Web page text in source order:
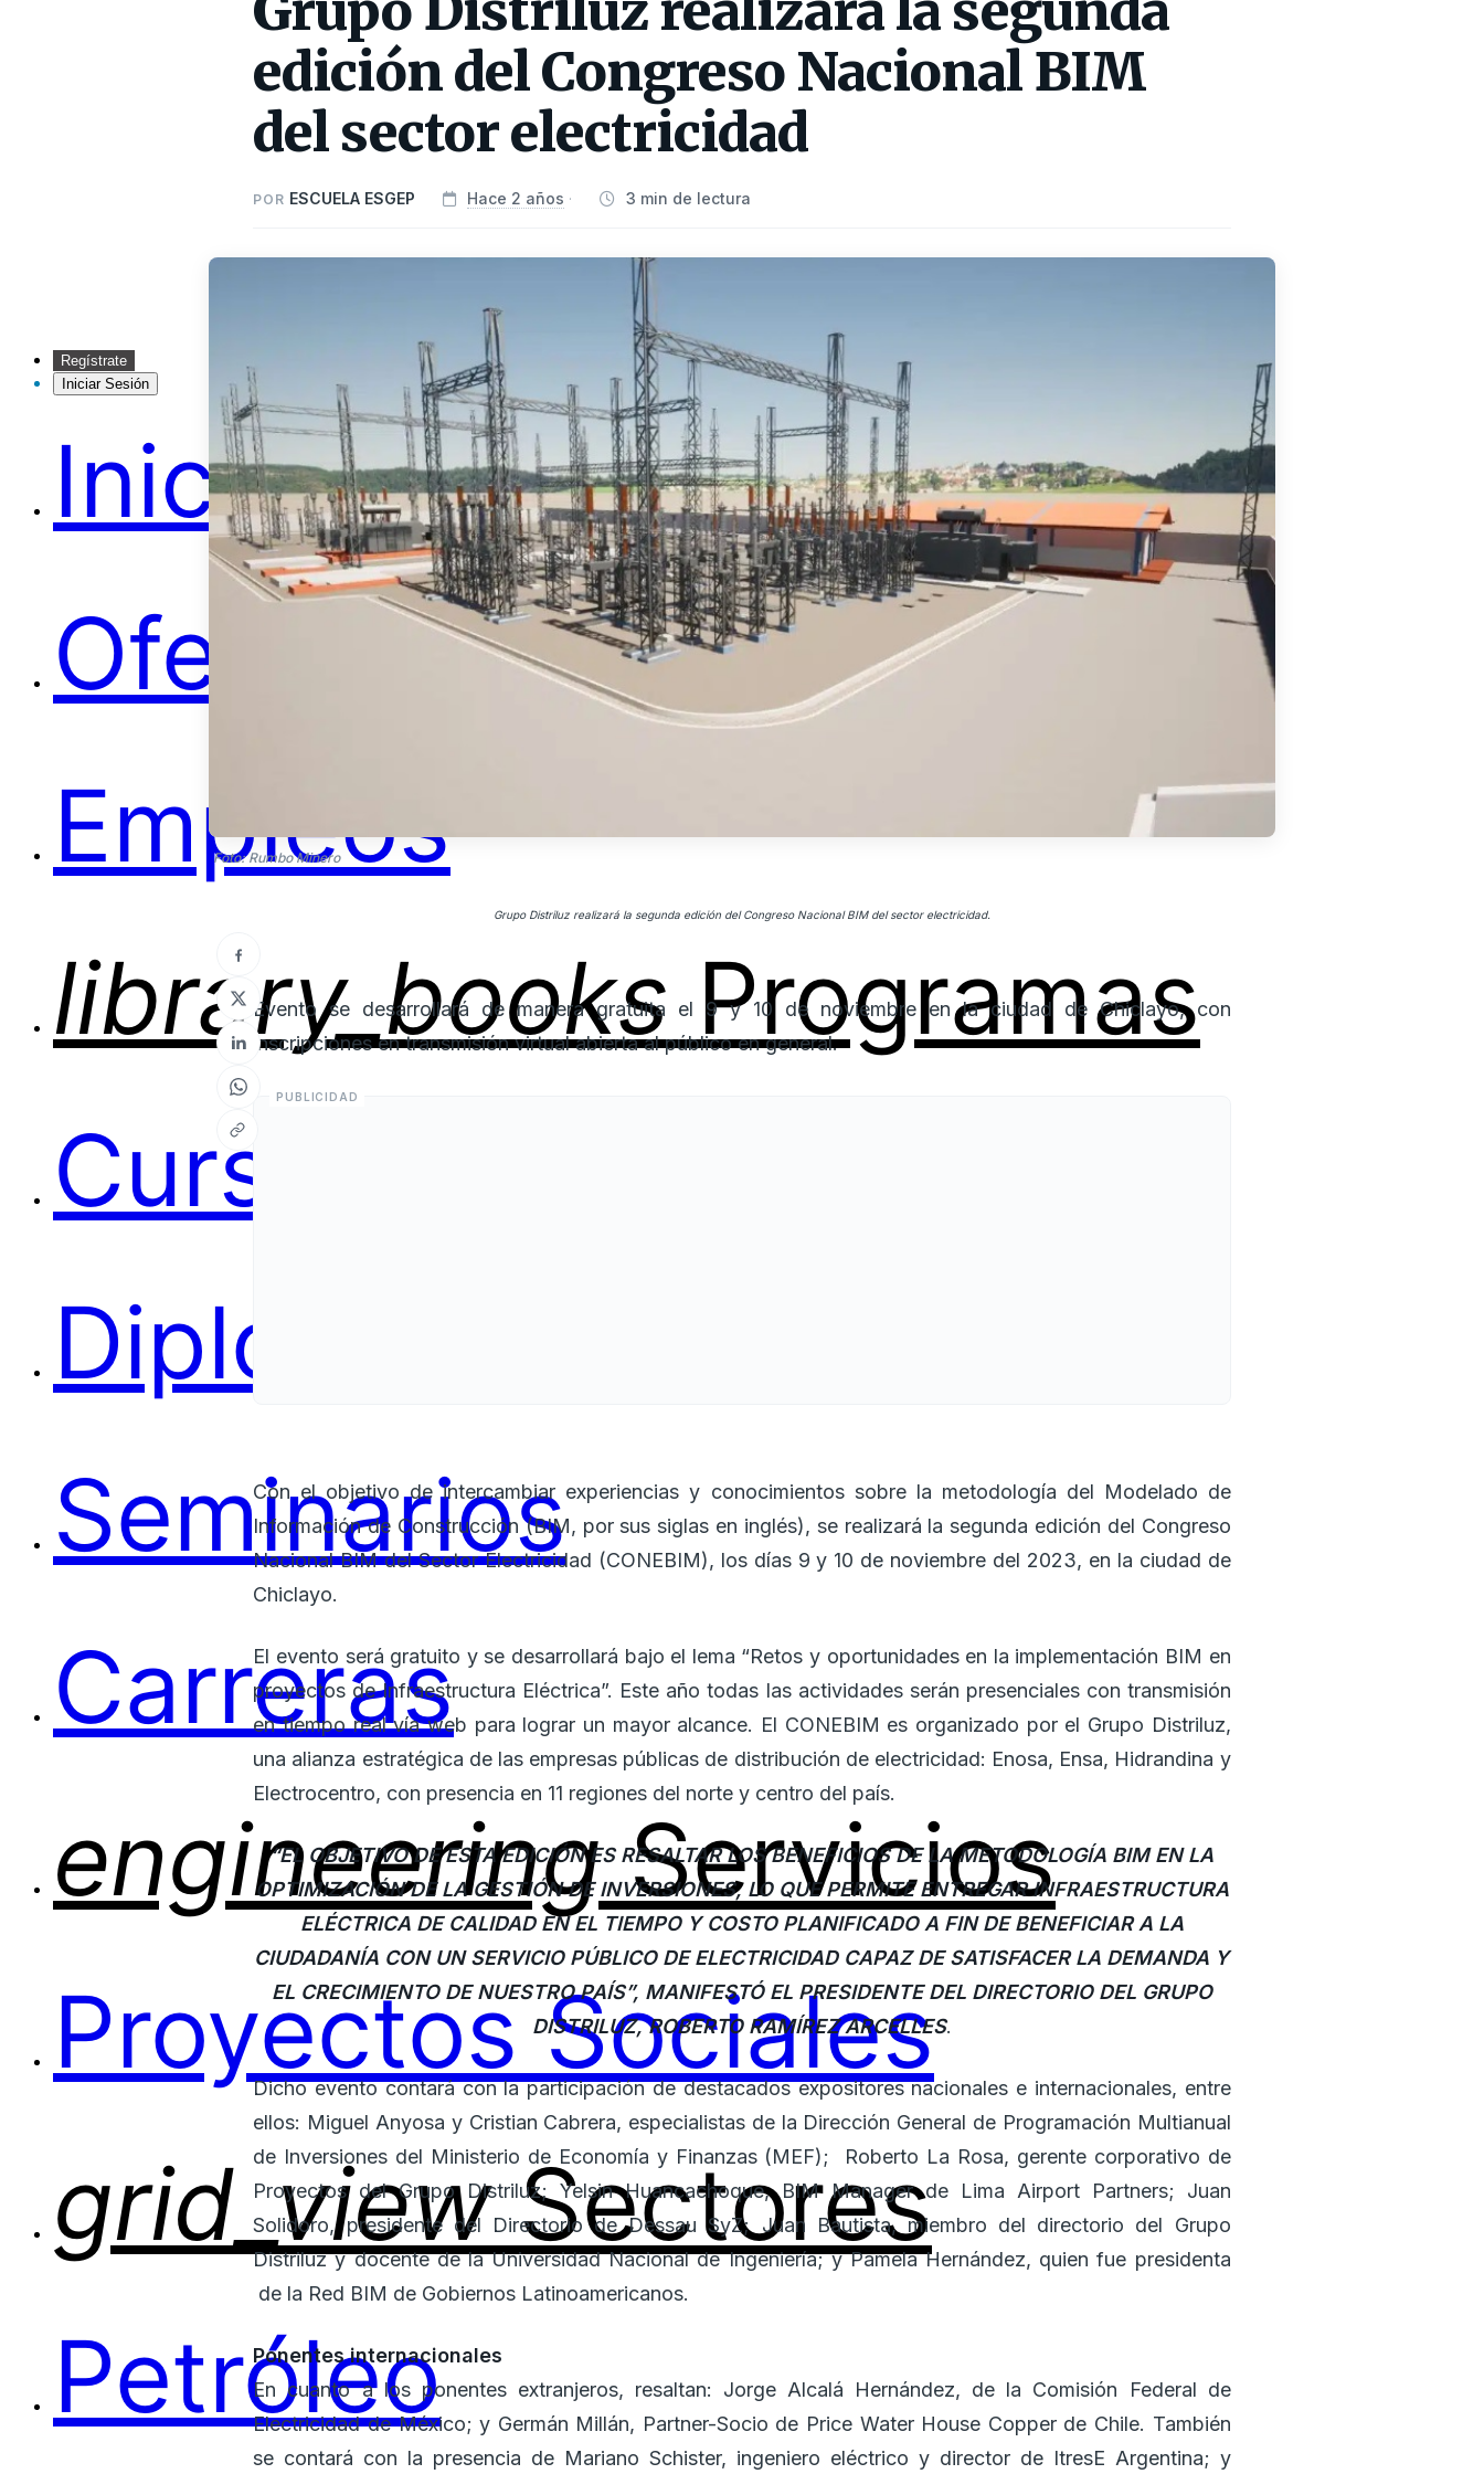
Inicio
Ofertas
Empleos
library_books Programas
Cursos
Diplomas
Seminarios
Carreras
engineering Servicios
Proyectos Sociales
grid_view Sectores
Petróleo
edición del Congreso Nacional BIM
del sector electricidad
POR ESCUELA ESGEP Hace 2 años · 3 min de lectura
Foto: Rumbo Minero
Grupo Distriluz realizará la segunda edición del Congreso Nacional BIM del sector electricidad.
Evento se desarrollará de manera gratuita el 9 y 10 de noviembre en la ciudad de Chiclayo, con
inscripciones en transmisión virtual abierta al público en general.
Con el objetivo de intercambiar experiencias y conocimientos sobre la metodología del Modelado de
Información de Construcción (BIM, por sus siglas en inglés), se realizará la segunda edición del Congreso
Nacional BIM del Sector Electricidad (CONEBIM), los días 9 y 10 de noviembre del 2023, en la ciudad de
Chiclayo.
El evento será gratuito y se desarrollará bajo el lema “Retos y oportunidades en la implementación BIM en
proyectos de Infraestructura Eléctrica”. Este año todas las actividades serán presenciales con transmisión
en tiempo real vía web para lograr un mayor alcance. El CONEBIM es organizado por el Grupo Distriluz,
una alianza estratégica de las empresas públicas de distribución de electricidad: Enosa, Ensa, Hidrandina y
Electrocentro, con presencia en 11 regiones del norte y centro del país.
“EL OBJETIVO DE ESTA EDICIÓN ES RESALTAR LOS BENEFICIOS DE LA METODOLOGÍA BIM EN LA
OPTIMIZACIÓN DE LA GESTIÓN DE INVERSIONES, LO QUE PERMITE ENTREGAR INFRAESTRUCTURA
ELÉCTRICA DE CALIDAD EN EL TIEMPO Y COSTO PLANIFICADO A FIN DE BENEFICIAR A LA
CIUDADANÍA CON UN SERVICIO PÚBLICO DE ELECTRICIDAD CAPAZ DE SATISFACER LA DEMANDA Y
EL CRECIMIENTO DE NUESTRO PAÍS”, MANIFESTÓ EL PRESIDENTE DEL DIRECTORIO DEL GRUPO
DISTRILUZ, ROBERTO RAMÍREZ ARCELLES.
Dicho evento contará con la participación de destacados expositores nacionales e internacionales, entre
ellos: Miguel Anyosa y Cristian Cabrera, especialistas de la Dirección General de Programación Multianual
de Inversiones del Ministerio de Economía y Finanzas (MEF); Roberto La Rosa, gerente corporativo de
Proyectos del Grupo Distriluz; Yelsin Huancachoque, BIM Manager de Lima Airport Partners; Juan
Solidoro, presidente del Directorio de Dessau SyZ; Juan Bautista, miembro del directorio del Grupo
Distriluz y docente de la Universidad Nacional de Ingeniería; y Pamela Hernández, quien fue presidenta
de la Red BIM de Gobiernos Latinoamericanos.
Ponentes internacionales
En cuanto a los ponentes extranjeros, resaltan: Jorge Alcalá Hernández, de la Comisión Federal de
Electricidad de México; y Germán Millán, Partner-Socio de Price Water House Copper de Chile. También
se contará con la presencia de Mariano Schister, ingeniero eléctrico y director de ItresE Argentina; y